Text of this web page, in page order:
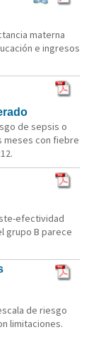
materna
e ingresos
de sepsis o
meses con fiebre
efectividad
grupo B parece
de riesgo
limitaciones.